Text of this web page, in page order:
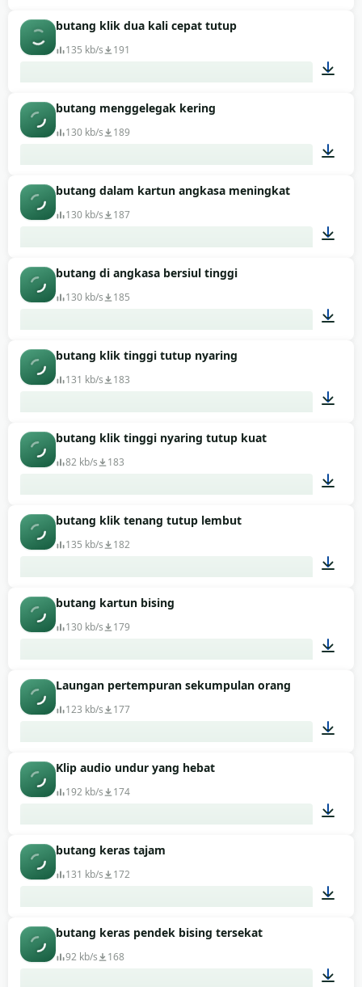
butang klik dua kali cepat tutup
135 kb/s 191
butang menggelegak kering
130 kb/s 189
butang dalam kartun angkasa meningkat
130 kb/s 187
butang di angkasa bersiul tinggi
130 kb/s 185
butang klik tinggi tutup nyaring
131 kb/s 183
butang klik tinggi nyaring tutup kuat
82 kb/s 183
butang klik tenang tutup lembut
135 kb/s 182
butang kartun bising
130 kb/s 179
Laungan pertempuran sekumpulan orang
123 kb/s 177
Klip audio undur yang hebat
192 kb/s 174
butang keras tajam
131 kb/s 172
butang keras pendek bising tersekat
92 kb/s 168